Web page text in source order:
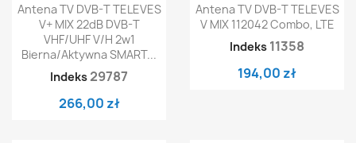
Antena TV DVB-T TELEVES
V+ MIX 22dB DVB-T
VHF/UHF V/H 2w1
Bierna/aktywna SMART...
Indeks 29787
266,00 zł
Antena TV DVB-T TELEVES
V MIX 112042 Combo, LTE
Indeks 11358
194,00 zł